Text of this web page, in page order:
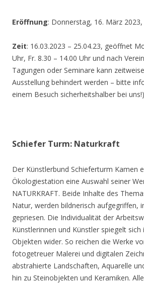
Eröffnung: Donnerstag, 16. März
Zeit: 16.03.2023 – 25.04.23, geöffnet
Uhr, Fr. 8.30 – 14.00 Uhr und nach
Tagungen oder Seminare kann
Ausstellung behindert werden – bitte
einem Besuch sicherheitshalber bei uns!)
Schiefer Turm: Naturkraft
Der Künstlerbund Schieferturm Kamen
Ökologiestation eine Auswahl seiner
NATURKRAFT. Beide Inhalte des
Natur, werden bildnerisch aufgegriffen,
gepriesen. Die Individualität der
Künstlerinnen und Künstler spiegelt sich
Objekten wider. So reichen die Werke
fotogetreuer Malerei und digitalen
abstrahierte Landschaften, Aquarelle
hin zu Steinobjekten und Keramiken.